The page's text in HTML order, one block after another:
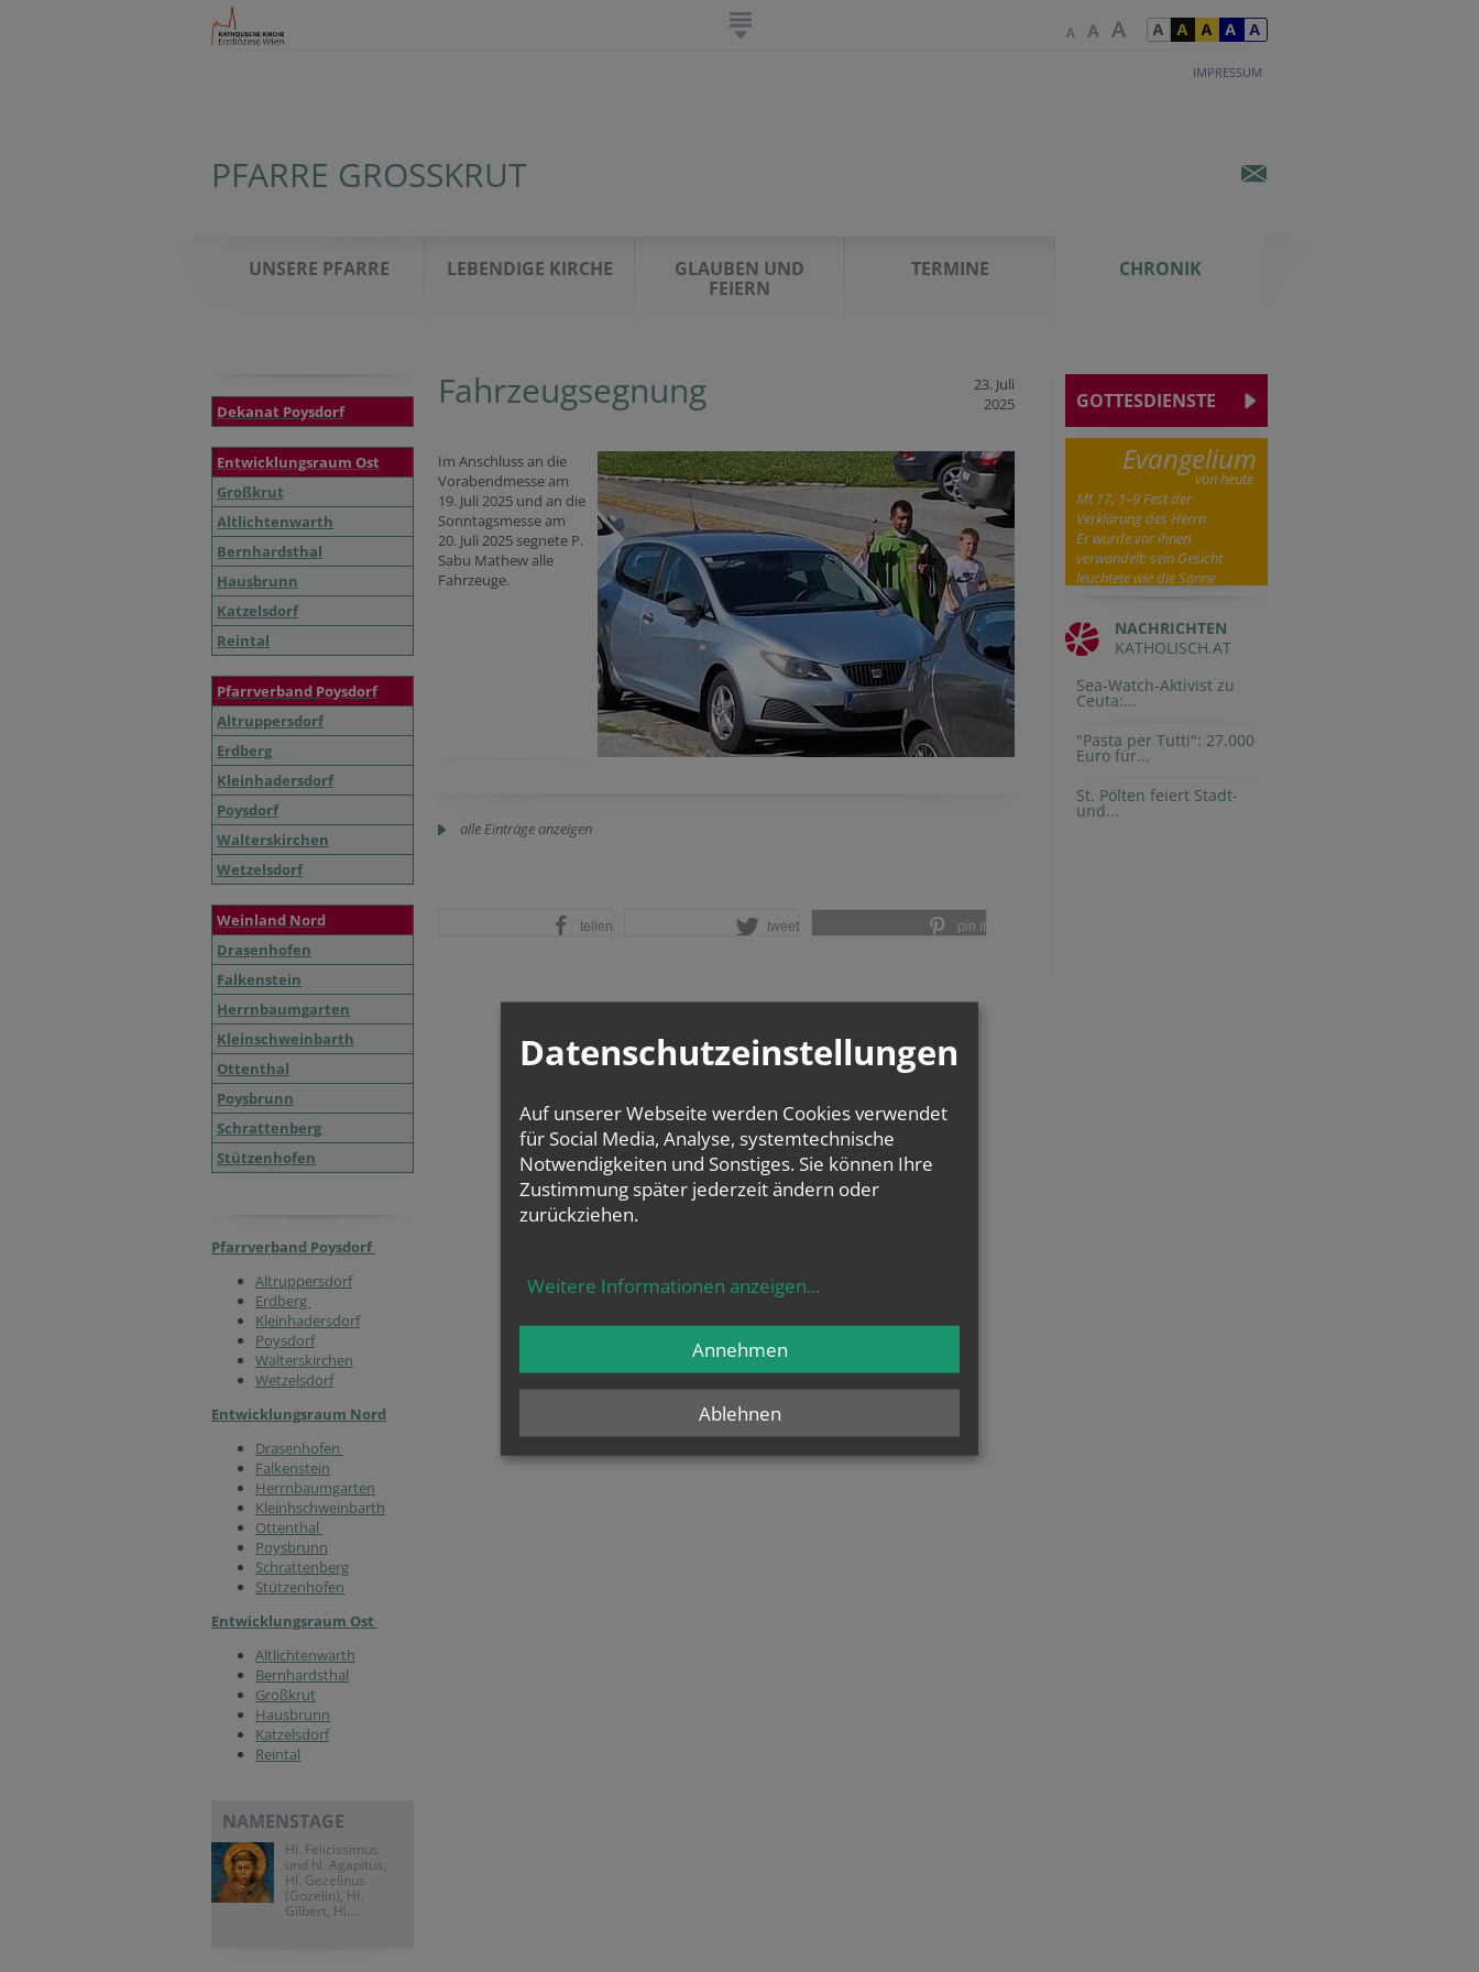
IMPRESSUM
PFARRE GROSSKRUT
UNSERE PFARRE LEBENDIGE KIRCHE
GLAUBEN UND
FEIERN
TERMINE CHRONIK
Dekanat Poysdorf
Entwicklungsraum Ost
Großkrut
Altlichtenwarth
Bernhardsthal
Hausbrunn
Katzelsdorf
Reintal
Pfarrverband Poysdorf
Altruppersdorf
Erdberg
Kleinhadersdorf
Poysdorf
Walterskirchen
Wetzelsdorf
Weinland Nord
Drasenhofen
Falkenstein
Herrnbaumgarten
Kleinschweinbarth
Ottenthal
Poysbrunn
Schrattenberg
Stützenhofen
Pfarrverband Poysdorf
Altruppersdorf
Erdberg
Kleinhadersdorf
Poysdorf
Walterskirchen
Wetzelsdorf
Entwicklungsraum Nord
Drasenhofen
Falkenstein
Herrnbaumgarten
Kleinhschweinbarth
Ottenthal
Poysbrunn
Schrattenberg
Stützenhofen
Entwicklungsraum Ost
Altlichtenwarth
Bernhardsthal
Großkrut
Hausbrunn
Katzelsdorf
Reintal
NAMENSTAGE
Hl. Felicissimus
und hl. Agapitus,
Hl. Gezelinus
(Gozelin), Hl.
Gilbert, Hl....
Fahrzeugsegnung
23. Juli
2025
Im Anschluss an die
Vorabendmesse am
19. Juli 2025 und an die
Sonntagsmesse am
20. Juli 2025 segnete P.
Sabu Mathew alle
Fahrzeuge.
alle Einträge anzeigen
teilen tweet pin it
GOTTESDIENSTE
Evangelium
von heute
Mt 17, 1–9 Fest der
Verklärung des Herrn
Er wurde vor ihnen
verwandelt; sein Gesicht
leuchtete wie die Sonne
NACHRICHTEN
KATHOLISCH.AT
Sea-Watch-Aktivist zu
Ceuta:...
"Pasta per Tutti": 27.000
Euro für...
St. Pölten feiert Stadt-
und...
Datenschutzeinstellungen
Auf unserer Webseite werden Cookies verwendet
für Social Media, Analyse, systemtechnische
Notwendigkeiten und Sonstiges. Sie können Ihre
Zustimmung später jederzeit ändern oder
zurückziehen.
Weitere Informationen anzeigen...
Ablehnen
Annehmen